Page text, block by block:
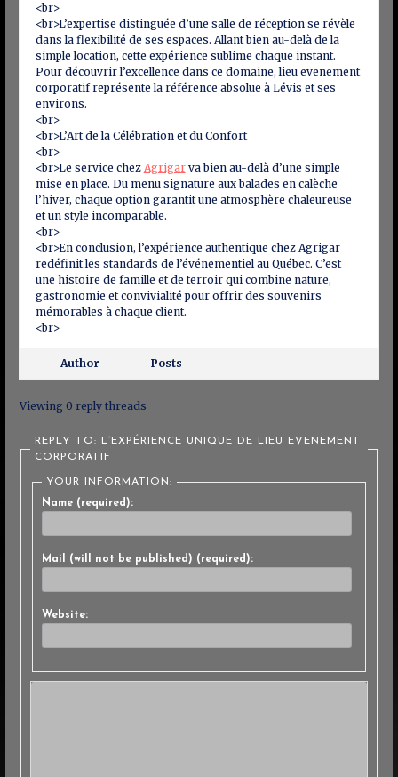
<br>
<br>L’expertise distinguée d’une salle de réception se révèle
dans la flexibilité de ses espaces. Allant bien au-delà de la
simple location, cette expérience sublime chaque instant.
Pour découvrir l’excellence dans ce domaine, lieu evenement
corporatif représente la référence absolue à Lévis et ses
environs.
<br>
<br>L’Art de la Célébration et du Confort
<br>
<br>Le service chez Agrigarva bien au-delà d’une simple
mise en place. Du menu signature aux balades en calèche
l’hiver, chaque option garantit une atmosphère chaleureuse
et un style incomparable.
<br>
<br>En conclusion, l’expérience authentique chez Agrigar
redéfinit les standards de l’événementiel au Québec. C’est
une histoire de famille et de terroir qui combine nature,
gastronomie et convivialité pour offrir des souvenirs
mémorables à chaque client.
<br>
Author Posts
Viewing 0 reply threads
REPLY TO: L’EXPÉRIENCE UNIQUE DE LIEU EVENEMENT
CORPORATIF
YOUR INFORMATION:
Name (required):
Mail (will not be published) (required):
Website: